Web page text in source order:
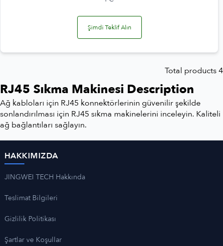
Şimdi Teklif Alın
Total products 4
RJ45 Sıkma Makinesi Description
Ağ kabloları için RJ45 konnektörlerinin güvenilir şekilde
sonlandırılması için RJ45 sıkma makinelerini inceleyin. Kaliteli
ağ bağlantıları sağlayın.
HAKKIMIZDA
JINGWEI TECH Hakkında
Teslimat Bilgileri
Gizlilik Politikası
Şartlar ve Koşullar